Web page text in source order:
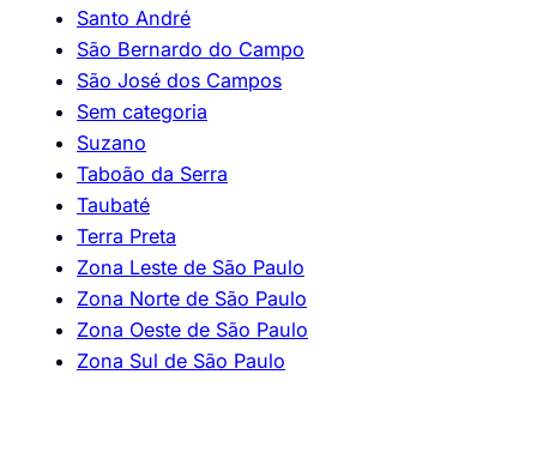
Santo André
São Bernardo do Campo
São José dos Campos
Sem categoria
Suzano
Taboão da Serra
Taubaté
Terra Preta
Zona Leste de São Paulo
Zona Norte de São Paulo
Zona Oeste de São Paulo
Zona Sul de São Paulo